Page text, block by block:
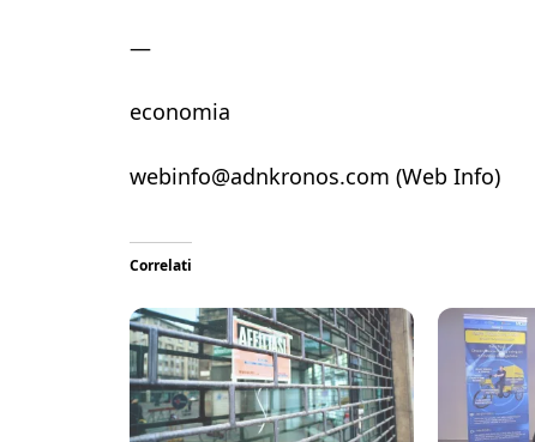
—
economia
webinfo@adnkronos.com (Web Info)
Correlati